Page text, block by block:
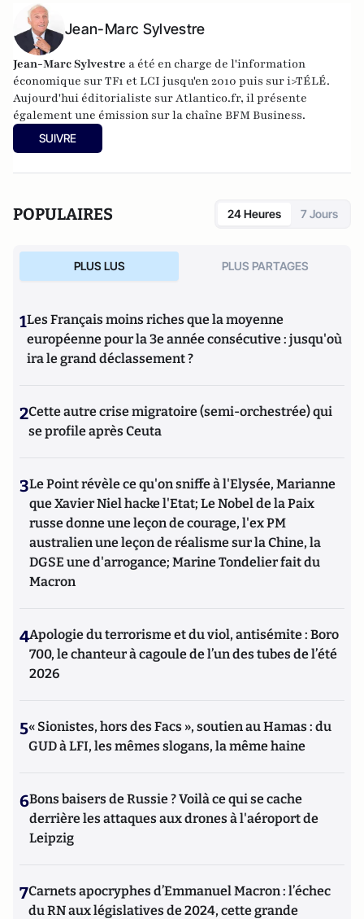
Jean-Marc Sylvestre
Jean-Marc Sylvestre a été en charge de l'information
économique sur TF1 et LCI jusqu'en 2010 puis sur i>TÉLÉ.
Aujourd'hui éditorialiste sur Atlantico.fr, il présente
également une émission sur la chaîne BFM Business.
SUIVRE
POPULAIRES 24 Heures 7 Jours
PLUS LUS PLUS PARTAGES
1Les Français moins riches que la moyenne
européenne pour la 3e année consécutive : jusqu'où
ira le grand déclassement ?
2Cette autre crise migratoire (semi-orchestrée) qui
se profile après Ceuta
3Le Point révèle ce qu'on sniffe à l'Elysée, Marianne
que Xavier Niel hacke l'Etat; Le Nobel de la Paix
russe donne une leçon de courage, l'ex PM
australien une leçon de réalisme sur la Chine, la
DGSE une d'arrogance; Marine Tondelier fait du
Macron
4Apologie du terrorisme et du viol, antisémite : Boro
700, le chanteur à cagoule de l’un des tubes de l’été
2026
5« Sionistes, hors des Facs », soutien au Hamas : du
GUD à LFI, les mêmes slogans, la même haine
6Bons baisers de Russie ? Voilà ce qui se cache
derrière les attaques aux drones à l'aéroport de
Leipzig
7Carnets apocryphes d’Emmanuel Macron : l’échec
du RN aux législatives de 2024, cette grande